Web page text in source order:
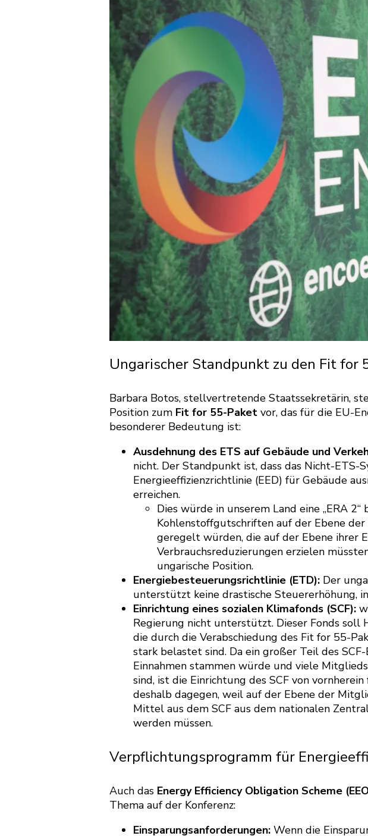
Ungarischer Standpunkt zu den Fit for
Barbara Botos, stellvertretende Staatssekretärin,
Position zum Fit for 55-Paket vor, das für die EU-
besonderer Bedeutung ist:
Ausdehnung des ETS auf Gebäude und
nicht. Der Standpunkt ist, dass das Nicht-ETS-
Energieeffizienzrichtlinie (EED) für Gebäude
erreichen.
Dies würde in unserem Land eine „ERA 2“
Kohlenstoffgutschriften auf der Ebene
geregelt würden, die auf der Ebene ihrer
Verbrauchsreduzierungen erzielen
ungarische Position.
Energiebesteuerungsrichtlinie (ETD): Der
unterstützt keine drastische Steuererhöhung,
Einrichtung eines sozialen Klimafonds (SCF):
Regierung nicht unterstützt. Dieser Fonds soll
die durch die Verabschiedung des Fit for 55-
stark belastet sind. Da ein großer Teil des
Einnahmen stammen würde und viele
sind, ist die Einrichtung des SCF von
deshalb dagegen, weil auf der Ebene der
Mittel aus dem SCF aus dem nationalen
werden müssen.
Verpflichtungsprogramm für
Auch das Energy Efficiency Obligation Scheme
Thema auf der Konferenz:
Einsparungsanforderungen: Wenn die